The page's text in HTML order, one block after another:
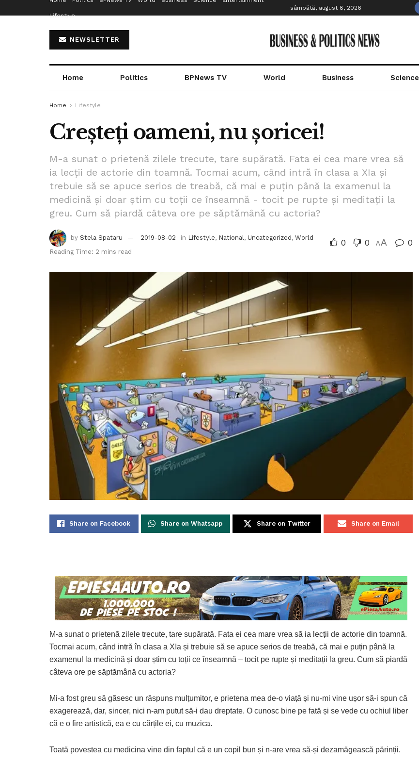
Lifestyle
sâmbătă, august 8, 2026
NEWSLETTER
Home Politics BPNews TV World Business Science
Home Lifestyle
Creșteți oameni, nu șoricei!
M-a sunat o prietenă zilele trecute, tare supărată. Fata ei cea mare vrea să
ia lecții de actorie din toamnă. Tocmai acum, când intră în clasa a XIa și
trebuie să se apuce serios de treabă, că mai e puțin până la examenul la
medicină și doar știm cu toții ce înseamnă - tocit pe rupte și meditații la
greu. Cum să piardă câteva ore pe săptămână cu actoria?
by Stela Spataru 2019-08-02 in Lifestyle, National , Uncategorized, World
Reading Time: 2 mins read
0 0 AA 0
Share on Facebook Share on Whatsapp Share on Twitter Share on Email
M-a sunat o prietenă zilele trecute, tare supărată. Fata ei cea mare vrea să ia lecții de actorie din toamnă.
Tocmai acum, când intră în clasa a XIa și trebuie să se apuce serios de treabă, că mai e puțin până la
examenul la medicină și doar știm cu toții ce înseamnă – tocit pe rupte și meditații la greu. Cum să piardă
câteva ore pe săptămână cu actoria?
Mi-a fost greu să găsesc un răspuns mulțumitor, e prietena mea de-o viață și nu-mi vine ușor să-i spun că
exagerează, dar, sincer, nici n-am putut să-i dau dreptate. O cunosc bine pe fată și se vede cu ochiul liber
că e o fire artistică, ea e cu cărțile ei, cu muzica.
Toată povestea cu medicina vine din faptul că e un copil bun și n-are vrea să-și dezamăgească părinții.